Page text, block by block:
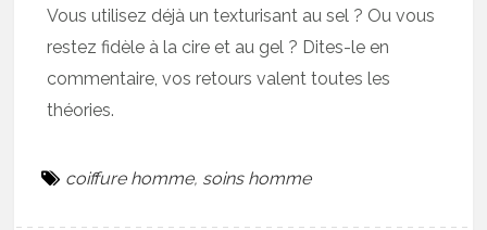
Vous utilisez déjà un texturisant au sel ? Ou vous
restez fidèle à la cire et au gel ? Dites-le en
commentaire, vos retours valent toutes les
théories.
coiffure homme, soins homme